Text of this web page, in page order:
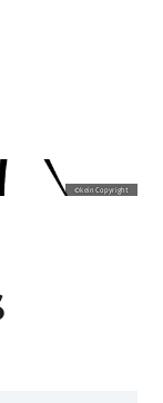
©kein Copyright